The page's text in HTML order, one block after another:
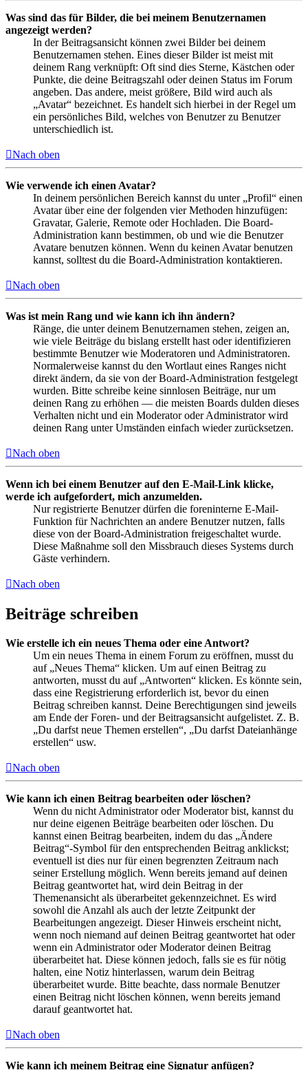
Was sind das für Bilder, die bei meinem Benutzernamen
angezeigt werden?
In der Beitragsansicht können zwei Bilder bei deinem
Benutzernamen stehen. Eines dieser Bilder ist meist mit
deinem Rang verknüpft: Oft sind dies Sterne, Kästchen oder
Punkte, die deine Beitragszahl oder deinen Status im Forum
angeben. Das andere, meist größere, Bild wird auch als
„Avatar“ bezeichnet. Es handelt sich hierbei in der Regel um
ein persönliches Bild, welches von Benutzer zu Benutzer
unterschiedlich ist.
Nach oben
Wie verwende ich einen Avatar?
In deinem persönlichen Bereich kannst du unter „Profil“ einen
Avatar über eine der folgenden vier Methoden hinzufügen:
Gravatar, Galerie, Remote oder Hochladen. Die Board-
Administration kann bestimmen, ob und wie die Benutzer
Avatare benutzen können. Wenn du keinen Avatar benutzen
kannst, solltest du die Board-Administration kontaktieren.
Nach oben
Was ist mein Rang und wie kann ich ihn ändern?
Ränge, die unter deinem Benutzernamen stehen, zeigen an,
wie viele Beiträge du bislang erstellt hast oder identifizieren
bestimmte Benutzer wie Moderatoren und Administratoren.
Normalerweise kannst du den Wortlaut eines Ranges nicht
direkt ändern, da sie von der Board-Administration festgelegt
wurden. Bitte schreibe keine sinnlosen Beiträge, nur um
deinen Rang zu erhöhen — die meisten Boards dulden dieses
Verhalten nicht und ein Moderator oder Administrator wird
deinen Rang unter Umständen einfach wieder zurücksetzen.
Nach oben
Wenn ich bei einem Benutzer auf den E-Mail-Link klicke,
werde ich aufgefordert, mich anzumelden.
Nur registrierte Benutzer dürfen die foreninterne E-Mail-
Funktion für Nachrichten an andere Benutzer nutzen, falls
diese von der Board-Administration freigeschaltet wurde.
Diese Maßnahme soll den Missbrauch dieses Systems durch
Gäste verhindern.
Nach oben
Beiträge schreiben
Wie erstelle ich ein neues Thema oder eine Antwort?
Um ein neues Thema in einem Forum zu eröffnen, musst du
auf „Neues Thema“ klicken. Um auf einen Beitrag zu
antworten, musst du auf „Antworten“ klicken. Es könnte sein,
dass eine Registrierung erforderlich ist, bevor du einen
Beitrag schreiben kannst. Deine Berechtigungen sind jeweils
am Ende der Foren- und der Beitragsansicht aufgelistet. Z. B.
„Du darfst neue Themen erstellen“, „Du darfst Dateianhänge
erstellen“ usw.
Nach oben
Wie kann ich einen Beitrag bearbeiten oder löschen?
Wenn du nicht Administrator oder Moderator bist, kannst du
nur deine eigenen Beiträge bearbeiten oder löschen. Du
kannst einen Beitrag bearbeiten, indem du das „Ändere
Beitrag“-Symbol für den entsprechenden Beitrag anklickst;
eventuell ist dies nur für einen begrenzten Zeitraum nach
seiner Erstellung möglich. Wenn bereits jemand auf deinen
Beitrag geantwortet hat, wird dein Beitrag in der
Themenansicht als überarbeitet gekennzeichnet. Es wird
sowohl die Anzahl als auch der letzte Zeitpunkt der
Bearbeitungen angezeigt. Dieser Hinweis erscheint nicht,
wenn noch niemand auf deinen Beitrag geantwortet hat oder
wenn ein Administrator oder Moderator deinen Beitrag
überarbeitet hat. Diese können jedoch, falls sie es für nötig
halten, eine Notiz hinterlassen, warum dein Beitrag
überarbeitet wurde. Bitte beachte, dass normale Benutzer
einen Beitrag nicht löschen können, wenn bereits jemand
darauf geantwortet hat.
Nach oben
Wie kann ich meinem Beitrag eine Signatur anfügen?